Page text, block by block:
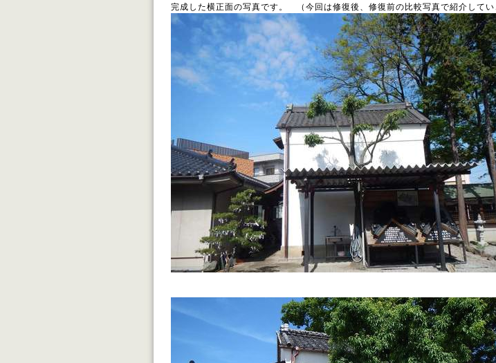
完成した横正面の写真です。 （今回は修復後、修復前の比較写真で紹介してい